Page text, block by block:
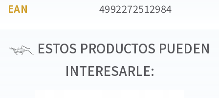
EAN
4992272512984
ESTOS PRODUCTOS PUEDEN
INTERESARLE: